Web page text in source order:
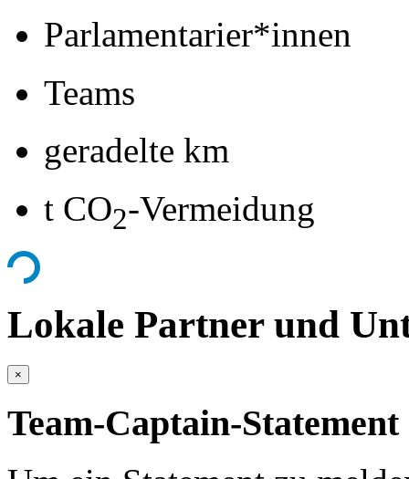
Parlamentarier*innen
Teams
geradelte km
t CO2-Vermeidung
Lokale Partner und
×
Team-Captain-